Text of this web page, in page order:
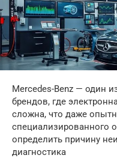
Mercedes-Benz — один
брендов, где
сложна, что даже
специализированного
определить причину
диагностика